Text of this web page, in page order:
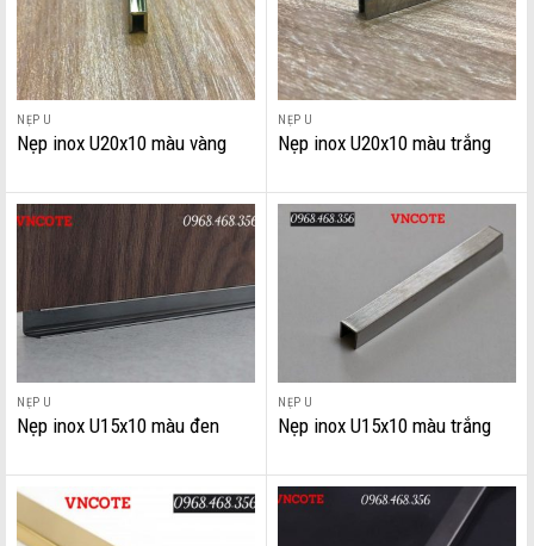
NẸP U
Nẹp inox U20x10 màu vàng
NẸP U
Nẹp inox U20x10 màu trắng
NẸP U
Nẹp inox U15x10 màu đen
NẸP U
Nẹp inox U15x10 màu trắng